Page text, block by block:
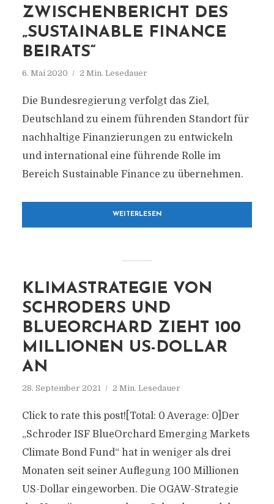
ZWISCHENBERICHT DES
„SUSTAINABLE FINANCE
BEIRATS“
6. Mai 2020 2 Min. Lesedauer
Die Bundesregierung verfolgt das Ziel,
Deutschland zu einem führenden Standort für
nachhaltige Finanzierungen zu entwickeln
und international eine führende Rolle im
Bereich Sustainable Finance zu übernehmen.
WEITERLESEN
KLIMASTRATEGIE VON
SCHRODERS UND
BLUEORCHARD ZIEHT 100
MILLIONEN US-DOLLAR
AN
28. September 2021 2 Min. Lesedauer
Click to rate this post![Total: 0 Average: 0]Der
„Schroder ISF BlueOrchard Emerging Markets
Climate Bond Fund“ hat in weniger als drei
Monaten seit seiner Auflegung 100 Millionen
US-Dollar eingeworben. Die OGAW-Strategie